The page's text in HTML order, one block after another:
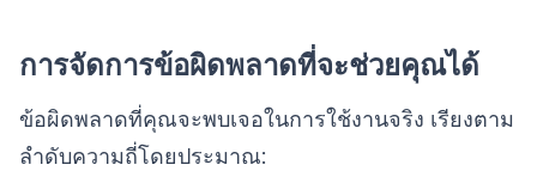
การจัดการข้อผิดพลาดที่จะช่วยคุณได้
ข้อผิดพลาดที่คุณจะพบเจอในการใช้งานจริง เรียงตาม
ลำดับความถี่โดยประมาณ: